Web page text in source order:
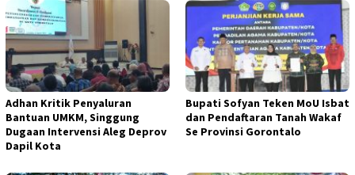
Adhan Kritik Penyaluran
Bantuan UMKM, Singgung
Dugaan Intervensi Aleg Deprov
Dapil Kota
Bupati Sofyan Teken MoU Isbat
dan Pendaftaran Tanah Wakaf
Se Provinsi Gorontalo